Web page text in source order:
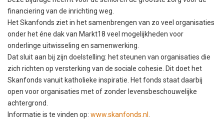
financiering van de inrichting weg.
Het Skanfonds ziet in het samenbrengen van zo veel organisaties
onder het éne dak van Markt18 veel mogelijkheden voor
onderlinge uitwisseling en samenwerking.
Dat sluit aan bij zijn doelstelling: het steunen van organisaties die
zich richten op versterking van de sociale cohesie. Dit doet het
Skanfonds vanuit katholieke inspiratie. Het fonds staat daarbij
open voor organisaties met of zonder levensbeschouwelijke
achtergrond.
Informatie is te vinden op: www.skanfonds.nl .